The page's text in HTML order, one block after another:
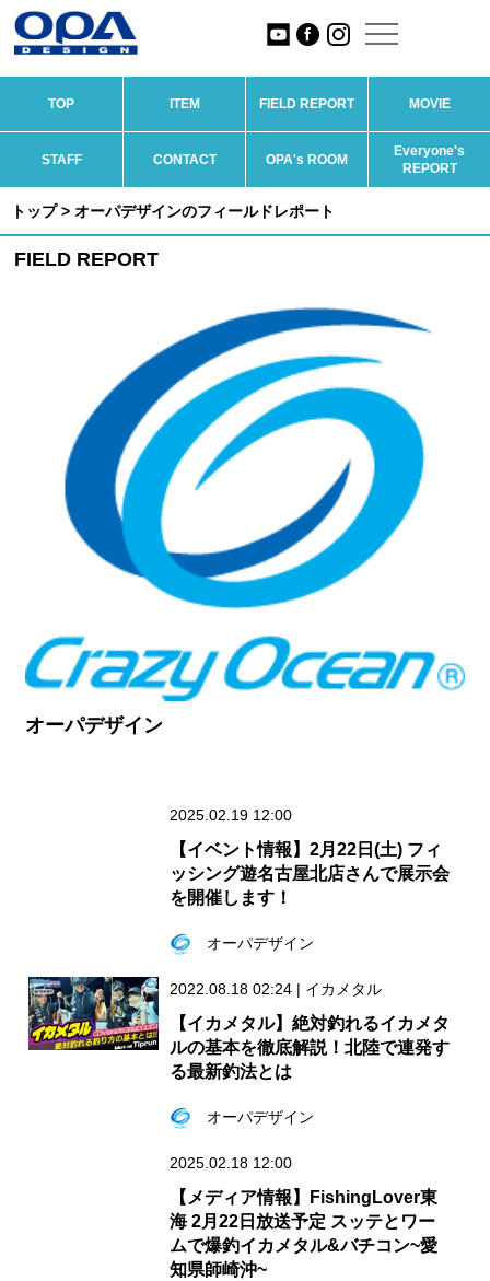
TOP ITEM FIELD REPORT MOVIE
STAFF CONTACT OPA's ROOM
Everyone's
REPORT
トップ> オーパデザインのフィールドレポート
FIELD REPORT
オーパデザイン
2025.02.19 12:00
【イベント情報】2月22日(土) フィ
ッシング遊名古屋北店さんで展示会
を開催します！
オーパデザイン
2022.08.18 02:24 | イカメタル
【イカメタル】絶対釣れるイカメタ
ルの基本を徹底解説！北陸で連発す
る最新釣法とは
オーパデザイン
2025.02.18 12:00
【メディア情報】FishingLover東
海 2月22日放送予定 スッテとワー
ムで爆釣イカメタル&バチコン~愛
知県師崎沖~